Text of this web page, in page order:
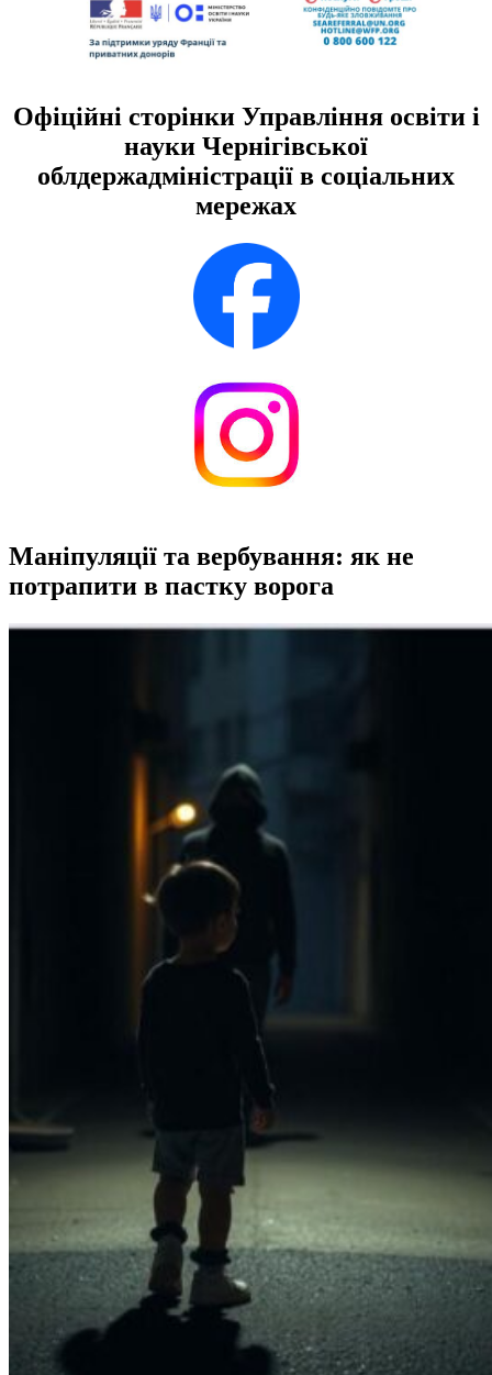
Офіційні сторінки Управління освіти і
науки Чернігівської
облдержадміністрації в соціальних
мережах
Маніпуляції та вербування: як не
потрапити в пастку ворога